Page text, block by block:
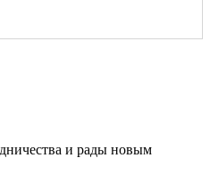
и рады новым